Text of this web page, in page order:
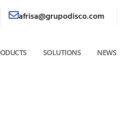
afrisa@grupodisco.com
SOLUTIONS NEWS